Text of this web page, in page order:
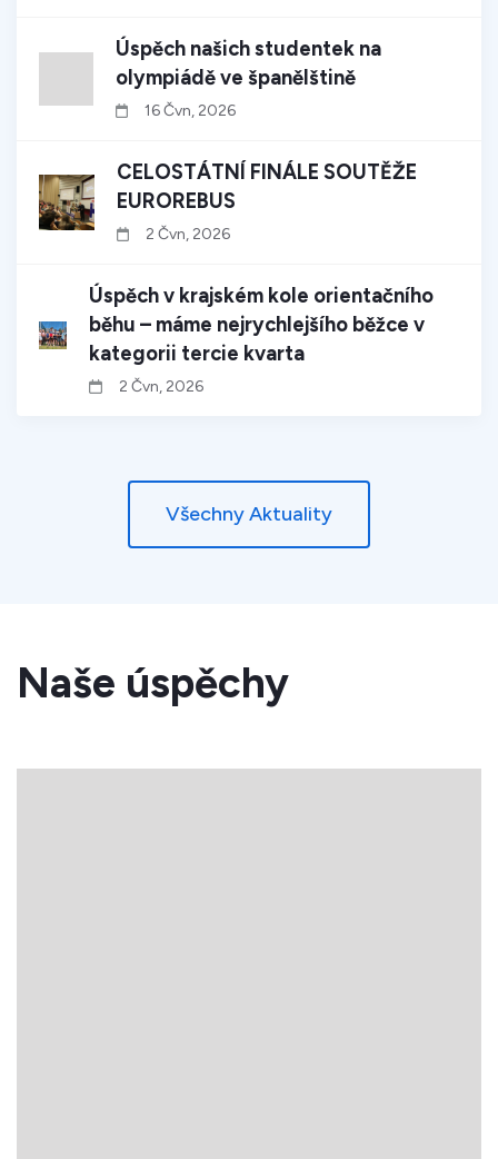
Úspěch našich studentek na
olympiádě ve španělštině
16 Čvn, 2026
CELOSTÁTNÍ FINÁLE SOUTĚŽE
EUROREBUS
2 Čvn, 2026
Úspěch v krajském kole orientačního
běhu – máme nejrychlejšího běžce v
kategorii tercie kvarta
2 Čvn, 2026
Všechny Aktuality
Naše úspěchy